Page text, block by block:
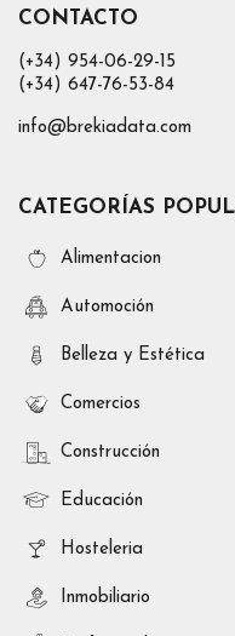
CONTACTO
(+34) 954-06-29-15
(+34) 647-76-53-84
info@brekiadata.com
CATEGORÍAS
Alimentacion
Automoción
Belleza y Estética
Comercios
Construcción
Educación
Hosteleria
Inmobiliario